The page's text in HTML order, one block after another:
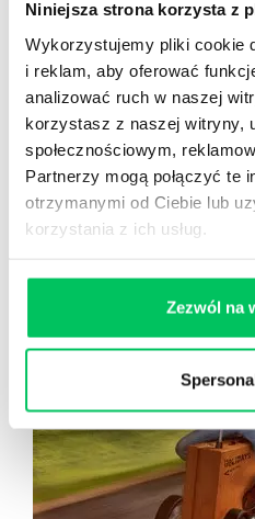
Niniejsza strona korzysta z
Wykorzystujemy pliki cookie
i reklam, aby oferować
analizować ruch w naszej
korzystasz z naszej witryny,
społecznościowym,
Partnerzy mogą połączyć te
otrzymanymi od Ciebie lub
korzystania z ich usług.
Zezwól na
PAPARAZZI CHALLENGE
KOMPONOWANIE JEST
SIĘ RÓŻNE SKŁADNIKI,
UTWÓR
Uczestnicy będą mieli za
Część foto-zadań będzie
planowania i współpracy a
Zdjęcia zostaną
wieczornej gali.